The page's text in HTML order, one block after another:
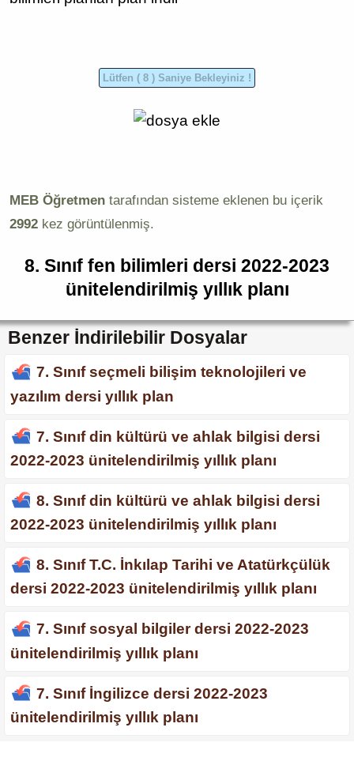
MEB Öğretmen tarafından sisteme eklenen bu içerik
2992 kez görüntülenmiş.
8. Sınıf fen bilimleri dersi 2022-2023
ünitelendirilmiş yıllık planı
Benzer İndirilebilir Dosyalar
7. Sınıf seçmeli bilişim teknolojileri ve
yazılım dersi yıllık plan
7. Sınıf din kültürü ve ahlak bilgisi dersi
2022-2023 ünitelendirilmiş yıllık planı
8. Sınıf din kültürü ve ahlak bilgisi dersi
2022-2023 ünitelendirilmiş yıllık planı
8. Sınıf T.C. İnkılap Tarihi ve Atatürkçülük
dersi 2022-2023 ünitelendirilmiş yıllık planı
7. Sınıf sosyal bilgiler dersi 2022-2023
ünitelendirilmiş yıllık planı
7. Sınıf İngilizce dersi 2022-2023
ünitelendirilmiş yıllık planı